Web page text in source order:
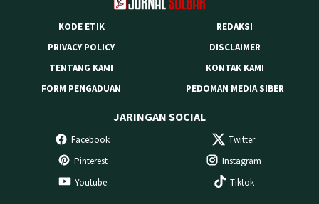
KODE ETIK
REDAKSI
PRIVACY POLICY
DISCLAIMER
TENTANG KAMI
KONTAK KAMI
FORM PENGADUAN
PEDOMAN MEDIA SIBER
JARINGAN SOCIAL
Facebook
Twitter
Pinterest
Instagram
Youtube
Tiktok